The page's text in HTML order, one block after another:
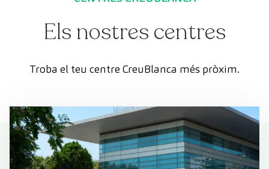
Els nostres centres
Troba el teu centre CreuBlanca més pròxim.